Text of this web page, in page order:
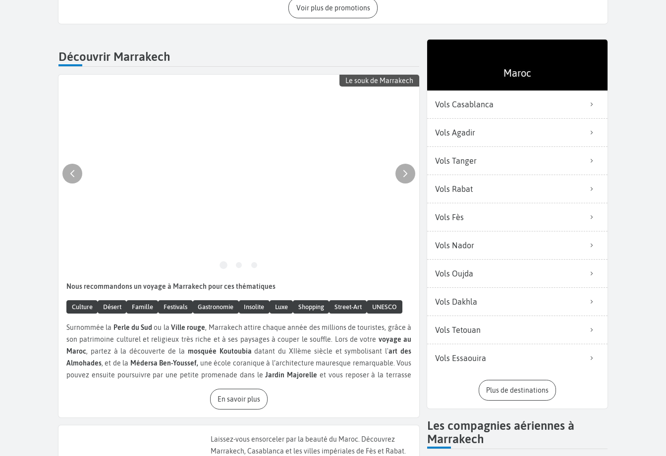
Voir plus de promotions
Découvrir Marrakech
Le souk de Marrakech
Nous recommandons un voyage à Marrakech pour ces thématiques
Culture Désert Famille Festivals Gastronomie Insolite Luxe Shopping Street-Art UNESCO
Surnommée la Perle du Sud ou la Ville rouge, Marrakech attire chaque année des millions de touristes, grâce à
son patrimoine culturel et religieux très riche et à ses paysages à couper le souffle. Lors de votre voyage au
Maroc, partez à la découverte de la mosquée Koutoubia datant du XIIème siècle et symbolisant l'art des
Almohades, et de la Médersa Ben-Youssef, une école coranique à l’architecture mauresque remarquable. Vous
pouvez ensuite poursuivre par une petite promenade dans leJardin Majorelle et vous reposer à la terrasse
regardant l’agitation quotidienne sur la place. Une activité incontournable est aussi une balade dans la
patrimoine mondial de l'Unesco
En savoir plus
Laissez-vous ensorceler par la beauté du Maroc. Découvrez
Marrakech, Casablanca et les villes impériales de Fès et Rabat.
Maroc
Vols Casablanca
Vols Agadir
Vols Tanger
Vols Rabat
Vols Fès
Vols Nador
Vols Oujda
Vols Dakhla
Vols Tetouan
Vols Essaouira
Plus de destinations
Les compagnies aériennes à
Marrakech